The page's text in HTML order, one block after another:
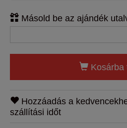
Másold be az ajándék
Kosárba
Hozzáadás a
szállítási időt